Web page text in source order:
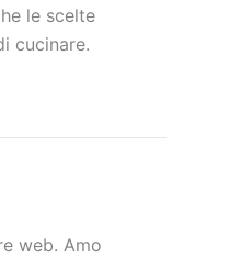
le scelte
cucinare.
web. Amo